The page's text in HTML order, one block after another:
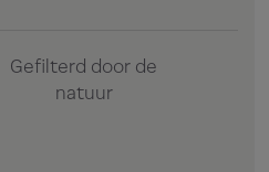
Gefilterd door de
natuur